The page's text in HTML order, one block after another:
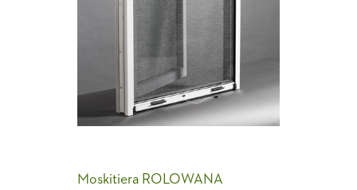
Moskitiera ROLOWANA